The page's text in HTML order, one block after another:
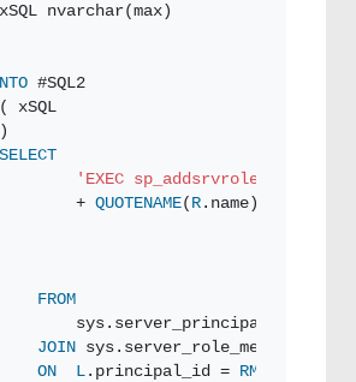
nvarchar(max)
#SQL2
xSQL
SELECT
'EXEC sp_addsrvrolemember '
+
QUOTENAME( R .name) +
FROM
sys.server_principals
JOIN sys.server_role_members
ON
L .principal_id = RM